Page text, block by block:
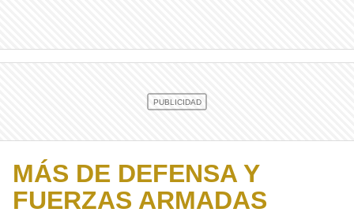
MÁS DE DEFENSA Y
FUERZAS ARMADAS